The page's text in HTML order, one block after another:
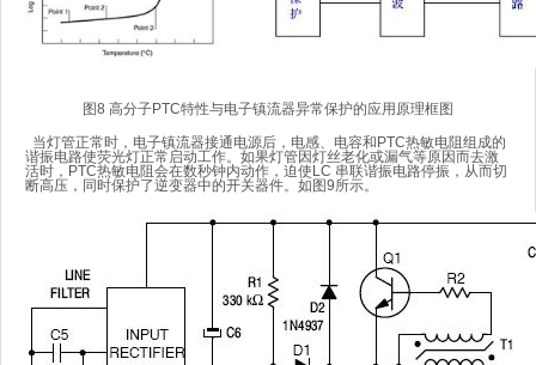
图8 高分子PTC特性与电子镇流器异常保护的应用原理框图
当灯管正常时，电子镇流器接通电源后，电感、电容和PTC热敏电阻组成的
谐振电路使荧光灯正常启动工作。如果灯管因灯丝老化或漏气等原因而去激
活时，PTC热敏电阻会在数秒钟内动作，迫使LC 串联谐振电路停振，从而切
断高压，同时保护了逆变器中的开关器件。如图9所示。